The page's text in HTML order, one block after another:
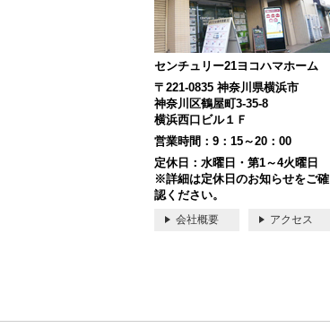
センチュリー21ヨコハマホーム
〒221-0835 神奈川県横浜市
神奈川区鶴屋町3-35-8
横浜西口ビル１Ｆ
営業時間：9：15～20：00
定休日：水曜日・第1～4火曜日
※詳細は定休日のお知らせをご確
認ください。
会社概要 アクセス